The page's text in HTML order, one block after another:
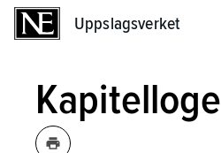
Uppslagsverket
Kapitelloge